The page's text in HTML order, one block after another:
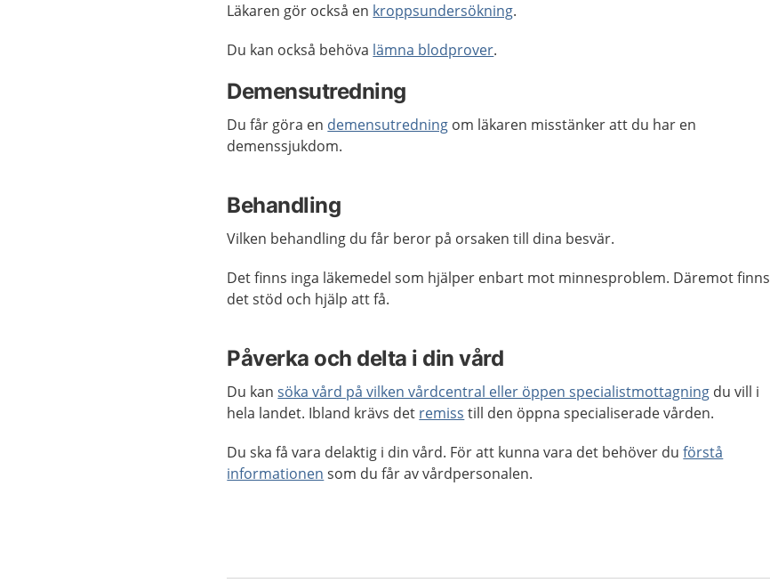
Läkaren gör också en kroppsundersökning.
Du kan också behöva lämna blodprover.
Demensutredning
Du får göra en demensutredning om läkaren misstänker att du har en
demenssjukdom.
Behandling
Vilken behandling du får beror på orsaken till dina besvär.
Det finns inga läkemedel som hjälper enbart mot minnesproblem. Däremot finns
det stöd och hjälp att få.
Påverka och delta i din vård
Du kansöka vård på vilken vårdcentral eller öppen specialistmottagning du vill i
hela landet. Ibland krävs det remiss till den öppna specialiserade vården.
Du ska få vara delaktig i din vård. För att kunna vara det behöver duförstå
informationen som du får av vårdpersonalen.